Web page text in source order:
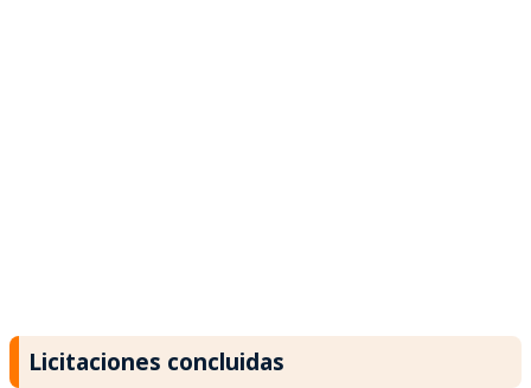
Licitaciones concluidas